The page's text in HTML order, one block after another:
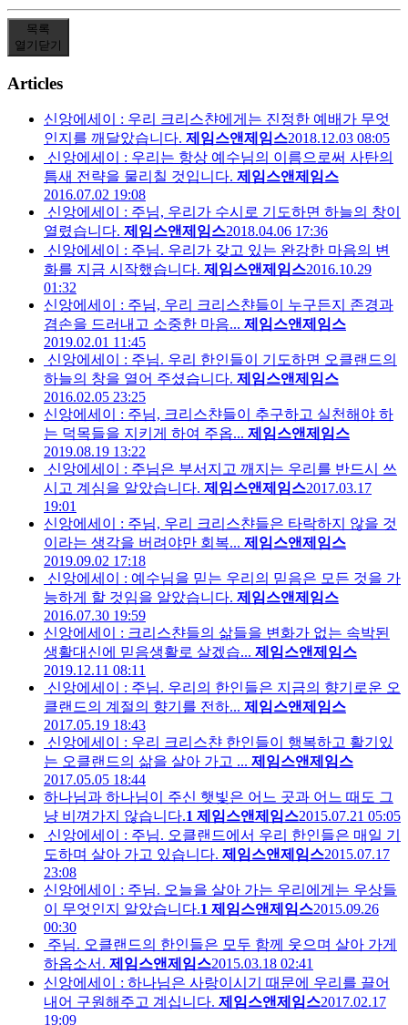
목록
열기 닫기
Articles
신앙에세이 : 우리 크리스챤에게는 진정한 예배가 무엇
인지를 깨달았습니다. 제임스앤제임스2018.12.03 08:05
신앙에세이 : 우리는 항상 예수님의 이름으로써 사탄의
틈새 전략을 물리칠 것입니다. 제임스앤제임스
2016.07.02 19:08
신앙에세이 : 주님, 우리가 수시로 기도하면 하늘의 창이
열렸습니다. 제임스앤제임스2018.04.06 17:36
신앙에세이 : 주님. 우리가 갖고 있는 완강한 마음의 변
화를 지금 시작했습니다. 제임스앤제임스2016.10.29
01:32
신앙에세이 : 주님, 우리 크리스챤들이 누구든지 존경과
겸손을 드러내고 소중한 마음... 제임스앤제임스
2019.02.01 11:45
신앙에세이 : 주님. 우리 한인들이 기도하면 오클랜드의
하늘의 창을 열어 주셨습니다. 제임스앤제임스
2016.02.05 23:25
신앙에세이 : 주님, 크리스챤들이 추구하고 실천해야 하
는 덕목들을 지키게 하여 주옵... 제임스앤제임스
2019.08.19 13:22
신앙에세이 : 주님은 부서지고 깨지는 우리를 반드시 쓰
시고 계심을 알았습니다. 제임스앤제임스2017.03.17
19:01
신앙에세이 : 주님, 우리 크리스챤들은 타락하지 않을 것
이라는 생각을 버려야만 회복... 제임스앤제임스
2019.09.02 17:18
신앙에세이 : 예수님을 믿는 우리의 믿음은 모든 것을 가
능하게 할 것임을 알았습니다. 제임스앤제임스
2016.07.30 19:59
신앙에세이 : 크리스챤들의 삶들을 변화가 없는 속박된
생활대신에 믿음생활로 살겠습... 제임스앤제임스
2019.12.11 08:11
신앙에세이 : 주님. 우리의 한인들은 지금의 향기로운 오
클랜드의 계절의 향기를 전하... 제임스앤제임스
2017.05.19 18:43
신앙에세이 : 우리 크리스챤 한인들이 행복하고 활기있
는 오클랜드의 삶을 살아 가고 ... 제임스앤제임스
2017.05.05 18:44
하나님과 하나님이 주신 햇빛은 어느 곳과 어느 때도 그
냥 비껴가지 않습니다.1 제임스앤제임스2015.07.21 05:05
신앙에세이 : 주님. 오클랜드에서 우리 한인들은 매일 기
도하며 살아 가고 있습니다. 제임스앤제임스2015.07.17
23:08
신앙에세이 : 주님. 오늘을 살아 가는 우리에게는 우상들
이 무엇인지 알았습니다.1 제임스앤제임스2015.09.26
00:30
주님. 오클랜드의 한인들은 모두 함께 웃으며 살아 가게
하옵소서. 제임스앤제임스2015.03.18 02:41
신앙에세이 : 하나님은 사랑이시기 때문에 우리를 끌어
내어 구원해주고 계십니다. 제임스앤제임스2017.02.17
19:09